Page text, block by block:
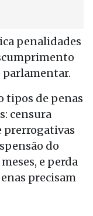
penalidades
parlamentar.
tipos de penas
censura
prerrogativas
do
e perda
precisam